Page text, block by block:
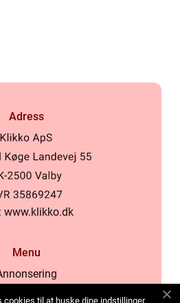
Adress
www.klikko.dk
Menu
cookies til at huske dine indstillinger,